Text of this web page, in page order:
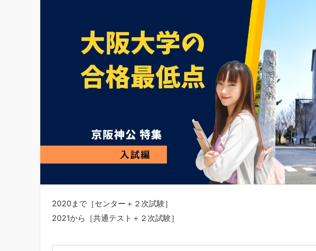
2020まで［センター＋２次試験］
2021から［共通テスト＋２次試験］